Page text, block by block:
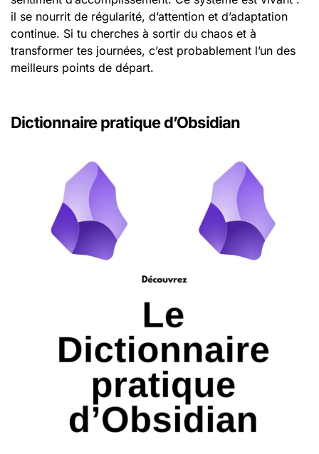
il se nourrit de régularité, d’attention et d’adaptation
continue. Si tu cherches à sortir du chaos et à
transformer tes journées, c’est probablement l’un des
meilleurs points de départ.
Dictionnaire pratique d’Obsidian